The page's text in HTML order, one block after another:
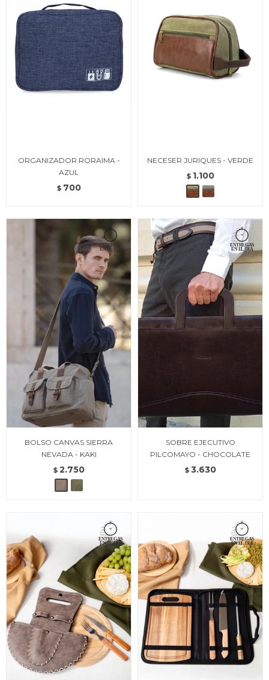
ORGANIZADOR RORAIMA -
AZUL
$ 700
NECESER JURIQUES - VERDE
$ 1.100
BOLSO CANVAS SIERRA
NEVADA - KAKI
$ 2.750
SOBRE EJECUTIVO
PILCOMAYO - CHOCOLATE
$ 3.630